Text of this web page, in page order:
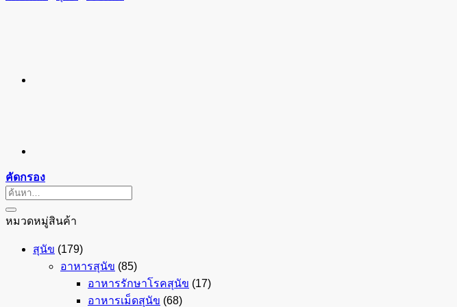
คัดกรอง
ค้นหา:
หมวดหมู่สินค้า
สุนัข (179)
อาหารสุนัข (85)
อาหารรักษาโรคสุนัข (17)
อาหารเม็ดสุนัข (68)